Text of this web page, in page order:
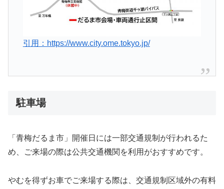
引用：https://www.city.ome.tokyo.jp/
駐車場
「青梅だるま市」開催日には一部交通規制が行われるた
め、ご来場の際は公共交通機関を利用がおすすめです。
やむを得ずお車でご来場する際は、交通規制区域外の有料